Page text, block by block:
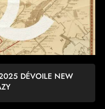
DÉVOILE NEW